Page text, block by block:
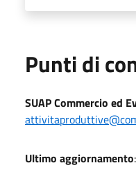
Punti di
SUAP Commercio ed
Ultimo aggiornamento